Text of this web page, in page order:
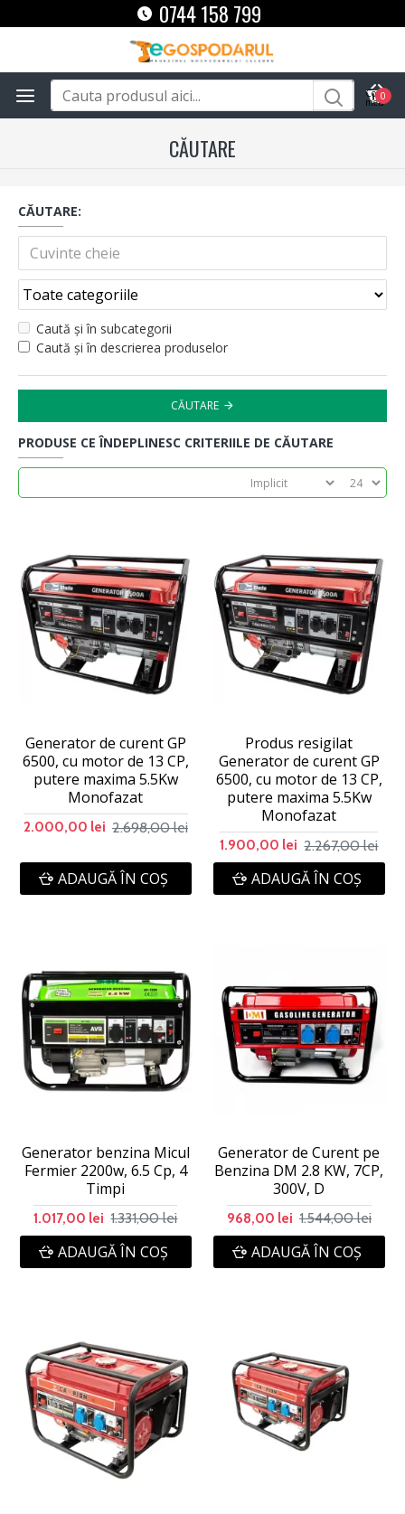
0744 158 799
0
CĂUTARE
CĂUTARE:
Caută și în subcategorii
Caută și în descrierea produselor
CĂUTARE
PRODUSE CE ÎNDEPLINESC CRITERIILE DE CĂUTARE
Generator de curent GP
6500, cu motor de 13 CP,
putere maxima 5.5Kw
Monofazat
2.000,00 lei 2.698,00 lei
ADAUGĂ ÎN COŞ
Produs resigilat
Generator de curent GP
6500, cu motor de 13 CP,
putere maxima 5.5Kw
Monofazat
1.900,00 lei 2.267,00 lei
ADAUGĂ ÎN COŞ
Generator benzina Micul
Fermier 2200w, 6.5 Cp, 4
Timpi
1.017,00 lei 1.331,00 lei
ADAUGĂ ÎN COŞ
Generator de Curent pe
Benzina DM 2.8 KW, 7CP,
300V, D
968,00 lei 1.544,00 lei
ADAUGĂ ÎN COŞ